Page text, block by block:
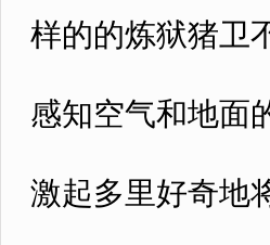
样的的炼狱猪卫
感知空气和地面
激起多里好奇地